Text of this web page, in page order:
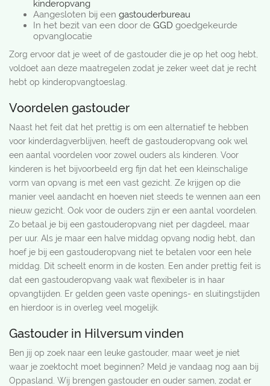
kinderopvang
Aangesloten bij een gastouderbureau
In het bezit van een door de GGD goedgekeurde
opvanglocatie
Zorg ervoor dat je weet of de gastouder die je op het oog hebt,
voldoet aan deze maatregelen zodat je zeker weet dat je recht
hebt op kinderopvangtoeslag.
Voordelen gastouder
Naast het feit dat het prettig is om een alternatief te hebben
voor kinderdagverblijven, heeft de gastouderopvang ook wel
een aantal voordelen voor zowel ouders als kinderen. Voor
kinderen is het bijvoorbeeld erg fijn dat het een kleinschalige
vorm van opvang is met een vast gezicht. Ze krijgen op die
manier veel aandacht en hoeven niet steeds te wennen aan een
nieuw gezicht. Ook voor de ouders zijn er een aantal voordelen.
Zo betaal je bij een gastouderopvang niet per dagdeel, maar
per uur. Als je maar een halve middag opvang nodig hebt, dan
hoef je bij een gastouderopvang niet te betalen voor een hele
middag. Dit scheelt enorm in de kosten. Een ander prettig feit is
dat een gastouderopvang vaak wat flexibeler is in haar
opvangtijden. Er gelden geen vaste openings- en sluitingstijden
en hierdoor is in overleg veel mogelijk.
Gastouder in Hilversum vinden
Ben jij op zoek naar een leuke gastouder, maar weet je niet
waar je zoektocht moet beginnen? Meld je vandaag nog aan bij
Oppasland. Wij brengen gastouder en ouder samen, zodat er